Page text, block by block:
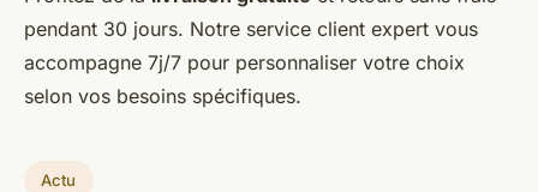
pendant 30 jours. Notre service client expert vous
accompagne 7j/7 pour personnaliser votre choix
selon vos besoins spécifiques.
Actu